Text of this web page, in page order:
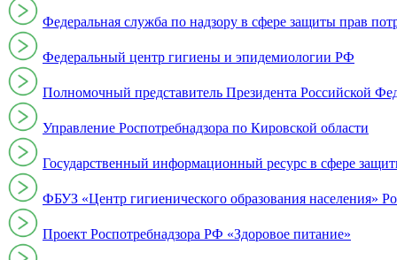
Федеральная служба по надзору в сфере защиты прав
Федеральный центр гигиены и эпидемиологии РФ
Полномочный представитель Президента Российской
Управление Роспотребнадзора по Кировской области
Государственный информационный ресурс в сфере
ФБУЗ «Центр гигиенического образования населения»
Проект Роспотребнадзора РФ «Здоровое питание»